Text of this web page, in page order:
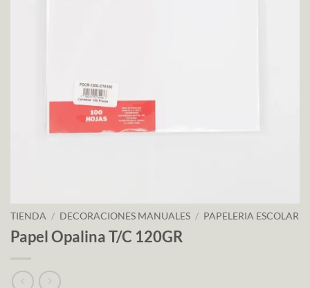
TIENDA / DECORACIONES MANUALES / PAPELERIA ESCOLAR
Papel Opalina T/C 120GR